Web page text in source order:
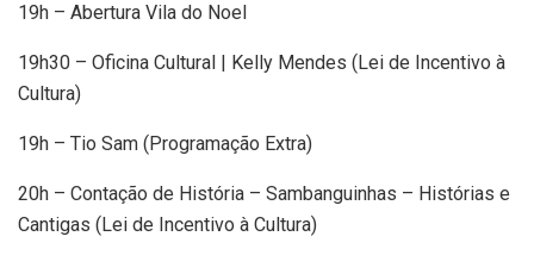
19h – Abertura Vila do Noel
19h30 – Oficina Cultural | Kelly Mendes (Lei de Incentivo à
Cultura)
19h – Tio Sam (Programação Extra)
20h – Contação de História – Sambanguinhas – Histórias e
Cantigas (Lei de Incentivo à Cultura)